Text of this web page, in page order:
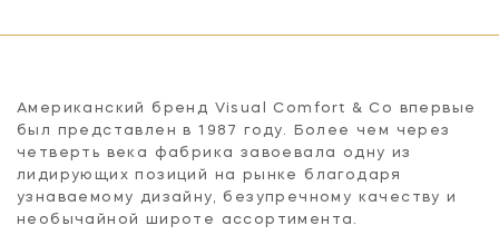
Американский бренд Visual Comfort & Co впервые
был представлен в 1987 году. Более чем через
четверть века фабрика завоевала одну из
лидирующих позиций на рынке благодаря
узнаваемому дизайну, безупречному качеству и
необычайной широте ассортимента.